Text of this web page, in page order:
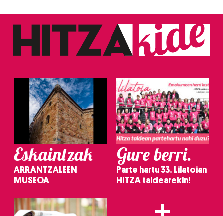
Eskaintzak
ARRANTZALEEN
MUSEOA
Gure berri.
Parte hartu 33. Lilatoian
HITZA taldearekin!